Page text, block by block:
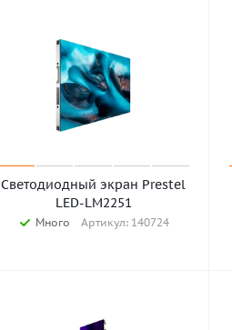
Светодиодный экран Prestel
LED-LM2251
Много Артикул: 140724